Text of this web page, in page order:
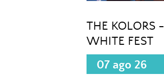
THE KOLORS -
WHITE FEST
07 ago 26